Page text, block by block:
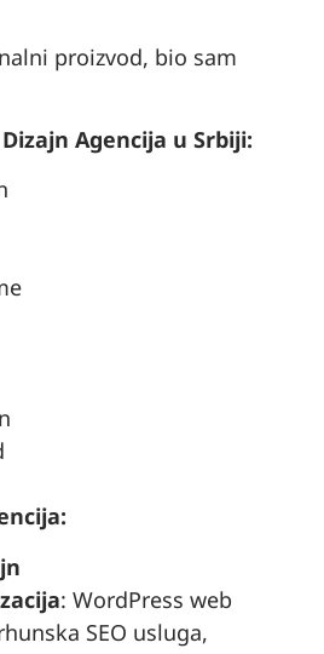
proizvod, bio sam
Agencija u Srbiji:
: WordPress web
SEO usluga,